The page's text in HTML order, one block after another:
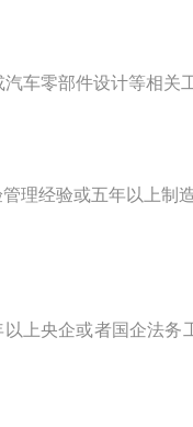
车零部件设计等相
理经验或五年以上制
上央企或者国企法